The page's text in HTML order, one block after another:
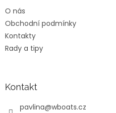
O nás
Obchodní podmínky
Kontakty
Rady a tipy
Kontakt
pavlina@wboats.cz